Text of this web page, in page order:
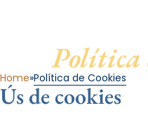
Política
Home Política de Cookies
Ús de cookies